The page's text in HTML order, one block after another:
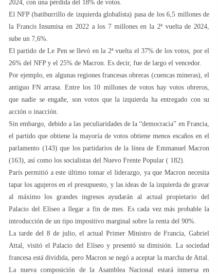
2024, con una pérdida del 18% de votos.
El NFP (batiburrillo de izquierda globalista) pasa de los 6,5 millones de
la Francis Insumisa en 2022 a los 7 millones en la 2ª vuelta de 2024,
sube un 7,6%.
El partido de Le Pen se llevó en la 2ª vuelta el 37% de los votos, por el
26% del NFP y el 25% de Macron. Es decir, fue de largo el vencedor.
Por ejemplo, en algunas regiones francesas obreras (cuencas mineras), el
antiguo FN arrasa. Entre los 10 millones de votos hay votos obreros,
que nadie se engañe, son votos que la izquierda ha entregado con su
acción o inacción.
Sin embargo, debido a las peculiaridades de la “democracia” en Francia,
el partido que obtiene la mayoría de votos obtiene menos escaños en el
parlamento (143) que los partidarios de la línea de Emmanuel Macron
(163), así como los socialistas del Nuevo Frente Popular ( 182).
París permitió a este último tomar el liderazgo, ya que Macron necesita
tapar los agujeros en el presupuesto, y las ideas de la izquierda de gravar
al máximo los grandes ingresos ayudarán al actual propietario del
Palacio del Elíseo a llegar a fin de mes. Es cada vez más probable la
introducción de un tipo impositivo marginal sobre la renta del 90%.
La tarde del 8 de julio, el actual Primer Ministro de Francia, Gabriel
Attal, visitó el Palacio del Elíseo y presentó su dimisión. La sociedad
francesa está dividida, pero Macron se negó a aceptar la marcha de Attal.
La nueva composición de la Asamblea Nacional estará inmersa en